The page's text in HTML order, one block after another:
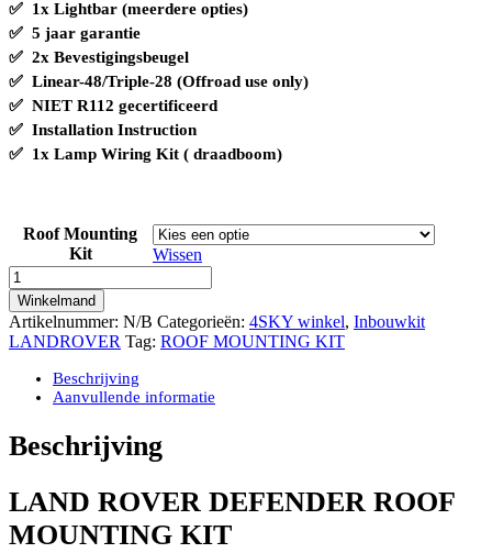
✅ 1x Lightbar (meerdere opties)
✅ 5 jaar garantie
✅ 2x Bevestigingsbeugel
✅ Linear-48/Triple-28 (Offroad use only)
✅ NIET R112 gecertificeerd
✅ Installation Instruction
✅ 1x Lamp Wiring Kit ( draadboom)
Roof Mounting
Kit
Wissen
LAND
ROVER
DEFENDER
ROOF
MOUNTING
KIT
(TOT
2018)
INCLUSIEF
LED
LIGHTBAR
aantal
Winkelmand
Artikelnummer: N/B Categorieën: 4SKY winkel, Inbouwkit
LANDROVER Tag: ROOF MOUNTING KIT
Beschrijving
Aanvullende informatie
Beschrijving
LAND ROVER DEFENDER ROOF
MOUNTING KIT